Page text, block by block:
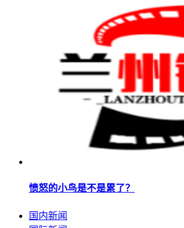
愤怒的小鸟是不是累了？
国内新闻